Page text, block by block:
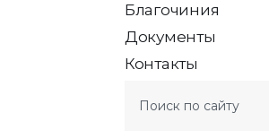
Благочиния
Документы
Контакты